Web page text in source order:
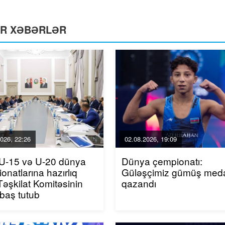
XƏBƏRLƏR
22:26
15 və U-20 dünya
hazırlıq
Komitəsinin
tutub
02.08.2026, 19:09
Dünya çempionatı:
Güləşçimiz gümüş
qazandı